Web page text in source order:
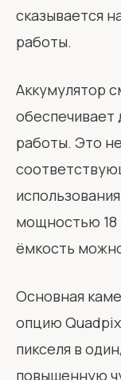
сказывается
работы.
Аккумулятор
обеспечивает
работы. Это
мощностью 18
ёмкость
Основная
опцию
пикселя в
повышенную